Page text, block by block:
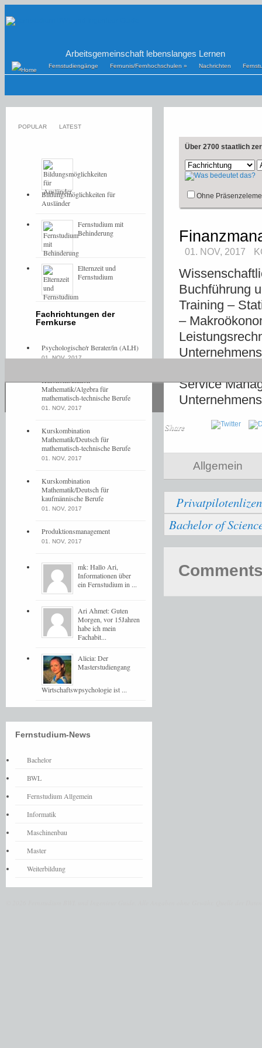
Arbeitsgemeinschaft lebenslanges Lernen
Fernstudiengänge Fernunis/Fernhochschulen » Nachrichten
Über 2700 staatlich
Ohne
01. NOV, 2017
Buchführung
Training –
–
Service
Share
Allgemein
Bachelor of
POPULAR LATEST
Bildungsmöglichkeiten für
Ausländer
Fernstudium mit
Behinderung
Elternzeit und
Fernstudium
Fachrichtungen der
Fernkurse
Psychologische/r Berater/in (ALH)
01. NOV, 2017
Kurskombination
Mathematik/Algebra für
mathematisch-technische Berufe
01. NOV, 2017
Kurskombination
Mathematik/Deutsch für
mathematisch-technische Berufe
01. NOV, 2017
Kurskombination
Mathematik/Deutsch für
kaufmännische Berufe
01. NOV, 2017
Produktionsmanagement
01. NOV, 2017
mk: Hallo Ari,
Informationen über
ein Fernstudium in ...
Ari Ahmet: Guten
Morgen, vor 15Jahren
habe ich mein
Fachabit...
Alicia: Der
Masterstudiengang
Wirtschaftswpsychologie ist ...
Fernstudium-News
Bachelor
BWL
Fernstudium Allgemein
Informatik
Maschinenbau
Master
Weiterbildung